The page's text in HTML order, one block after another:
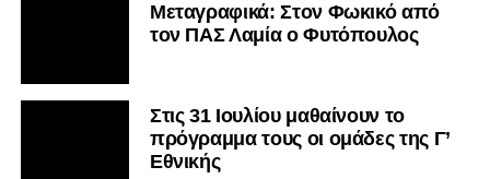
Μεταγραφικά: Στον Φωκικό από
τον ΠΑΣ Λαμία ο Φυτόπουλος
Στις 31 Ιουλίου μαθαίνουν το
πρόγραμμα τους οι ομάδες της Γ’
Εθνικής